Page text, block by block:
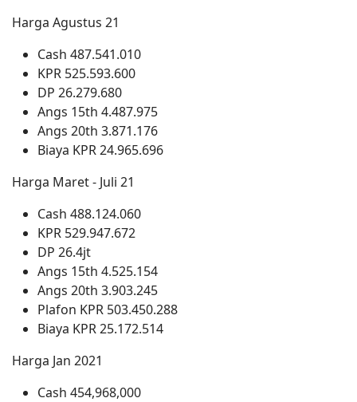
Harga Agustus 21
Cash 487.541.010
KPR 525.593.600
DP 26.279.680
Angs 15th 4.487.975
Angs 20th 3.871.176
Biaya KPR 24.965.696
Harga Maret - Juli 21
Cash 488.124.060
KPR 529.947.672
DP 26.4jt
Angs 15th 4.525.154
Angs 20th 3.903.245
Plafon KPR 503.450.288
Biaya KPR 25.172.514
Harga Jan 2021
Cash 454,968,000